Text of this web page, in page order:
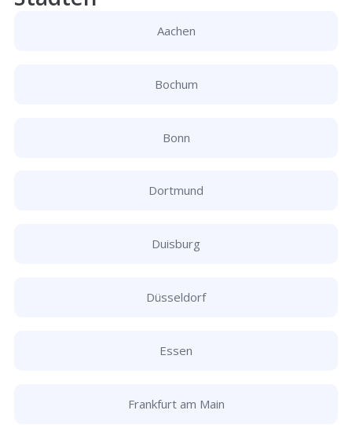
Aachen
Bochum
Bonn
Dortmund
Duisburg
Düsseldorf
Essen
Frankfurt am Main